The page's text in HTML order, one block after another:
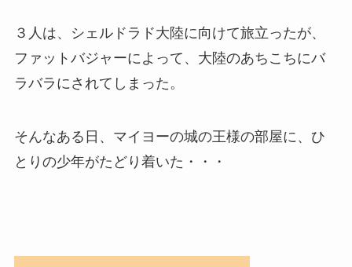
３人は、シェルドラド大陸に向けて旅立ったが、
ファットバジャーによって、大陸のあちこちにバ
ラバラにされてしまった。
そんなある日、マイヨーの城の王様の部屋に、ひ
とりの少年がたどり着いた・・・